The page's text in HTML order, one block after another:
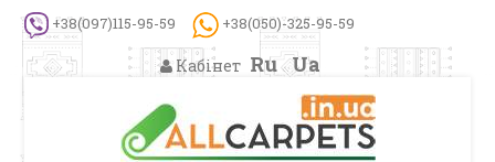
+38(097)115-95-59 +38(050)-325-95-59
Кабінет Ru Ua